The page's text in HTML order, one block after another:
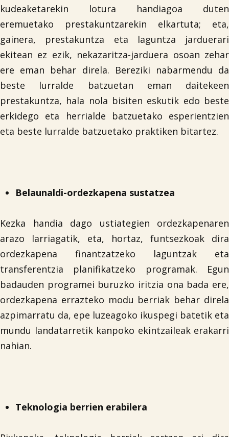
kudeaketarekin lotura handiagoa duten
eremuetako prestakuntzarekin elkartuta; eta,
gainera, prestakuntza eta laguntza jarduerari
ekitean ez ezik, nekazaritza-jarduera osoan zehar
ere eman behar direla. Bereziki nabarmendu da
beste lurralde batzuetan eman daitekeen
prestakuntza, hala nola bisiten eskutik edo beste
erkidego eta herrialde batzuetako esperientzien
eta beste lurralde batzuetako praktiken bitartez.
Belaunaldi-ordezkapena sustatzea
Kezka handia dago ustiategien ordezkapenaren
arazo larriagatik, eta, hortaz, funtsezkoak dira
ordezkapena finantzatzeko laguntzak eta
transferentzia planifikatzeko programak. Egun
badauden programei buruzko iritzia ona bada ere,
ordezkapena errazteko modu berriak behar direla
azpimarratu da, epe luzeagoko ikuspegi batetik eta
mundu landatarretik kanpoko ekintzaileak erakarri
nahian.
Teknologia berrien erabilera